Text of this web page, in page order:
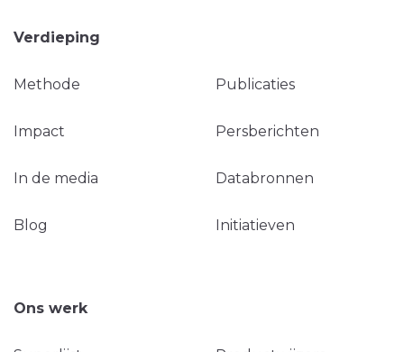
Verdieping
Methode Publicaties
Impact Persberichten
In de media Databronnen
Blog Initiatieven
Ons werk